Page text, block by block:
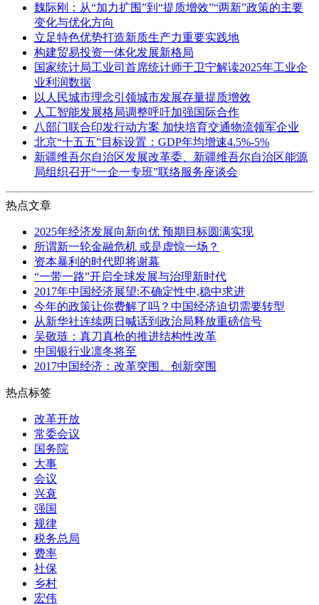
魏际刚：从“加力扩围”到“提质增效”“两新”政策的主要
变化与优化方向
立足特色优势打造新质生产力重要实践地
构建贸易投资一体化发展新格局
国家统计局工业司首席统计师于卫宁解读2025年工业企
业利润数据
以人民城市理念引领城市发展存量提质增效
人工智能发展格局调整呼吁加强国际合作
八部门联合印发行动方案 加快培育交通物流领军企业
北京“十五五”目标设置：GDP年均增速4.5%-5%
新疆维吾尔自治区发展改革委、新疆维吾尔自治区能源
局组织召开“一企一专班”联络服务座谈会
热点文章
2025年经济发展向新向优 预期目标圆满实现
所谓新一轮金融危机 或是虚惊一场？
资本暴利的时代即将谢幕
“一带一路”开启全球发展与治理新时代
2017年中国经济展望:不确定性中,稳中求进
今年的政策让你费解了吗？中国经济迫切需要转型
从新华社连续两日喊话到政治局释放重磅信号
吴敬琏：真刀真枪的推进结构性改革
中国银行业凛冬将至
2017中国经济：改革突围、创新突围
热点标签
改革开放
常委会议
国务院
大事
会议
兴衰
强国
规律
税务总局
费率
社保
乡村
宏伟